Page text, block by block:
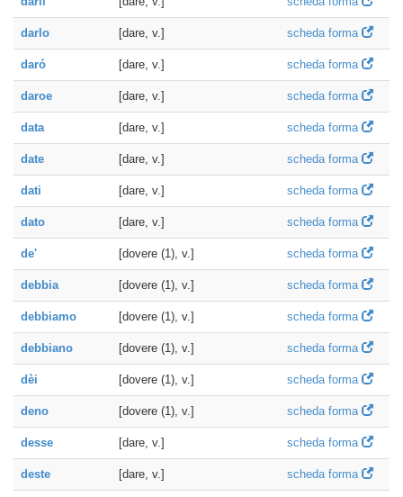
darlo [dare, v.] scheda forma
daró [dare, v.] scheda forma
daroe [dare, v.] scheda forma
data [dare, v.] scheda forma
date [dare, v.] scheda forma
dati [dare, v.] scheda forma
dato [dare, v.] scheda forma
de' [dovere (1), v.] scheda forma
debbia [dovere (1), v.] scheda forma
debbiamo [dovere (1), v.] scheda forma
debbiano [dovere (1), v.] scheda forma
dèi [dovere (1), v.] scheda forma
deno [dovere (1), v.] scheda forma
desse [dare, v.] scheda forma
deste [dare, v.] scheda forma